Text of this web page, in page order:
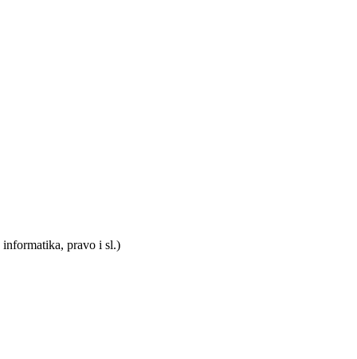
pravo i sl.)